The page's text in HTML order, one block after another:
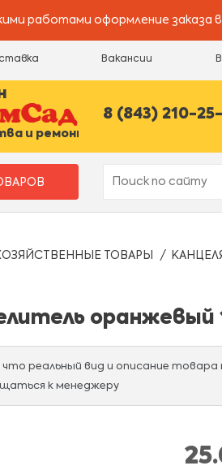
работами оформление заказа
Вакансии
и ремонта
8 (843) 210-
ТОВАРЫ
оранжевый
реальный вид и описание
к менеджеру